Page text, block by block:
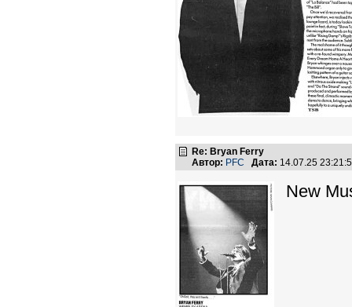
Re: Bryan Ferry
Автор: PFC Дата: 14.07.25
New